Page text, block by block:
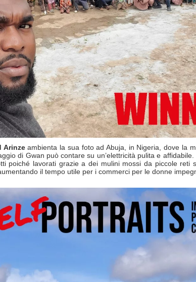
Arinzeambienta la sua foto ad Abuja, in Nigeria, dove la
di Gwan può contare su un’elettricità pulita e
poiché lavorati grazie a dei mulini mossi da piccole reti
il tempo utile per i commerci per le donne